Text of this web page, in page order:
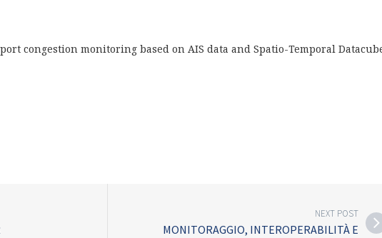
congestion monitoring based on AIS data and Spatio-Temporal
NEXT POST
MONITORAGGIO, INTEROPERABILITÀ E